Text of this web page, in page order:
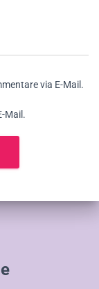
via E-Mail.
Mail.